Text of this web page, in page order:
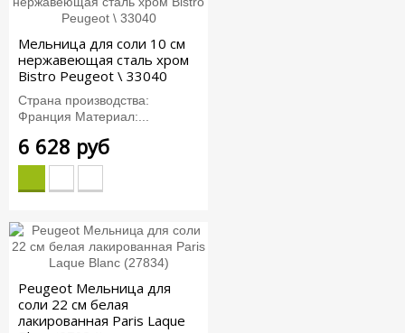
Мельница для соли 10 см
нержавеющая сталь хром
Bistro Peugeot \ 33040
Страна производства:
Франция Материал:...
6 628 руб
Peugeot Мельница для
соли 22 см белая
лакированная Paris Laque